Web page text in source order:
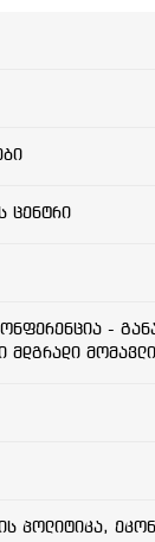
ცენტრი
-
მდგრადი
პოლიტიკა,